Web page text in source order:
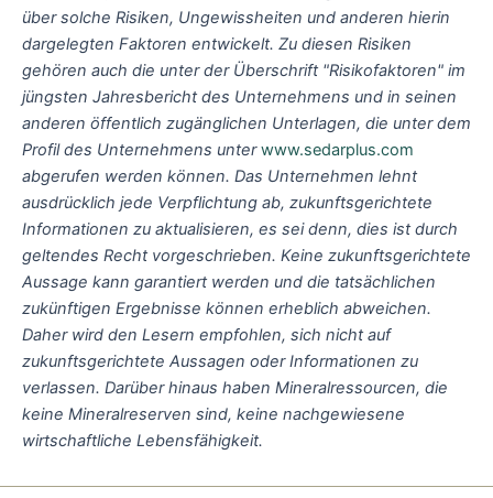
über solche Risiken, Ungewissheiten und anderen hierin
dargelegten Faktoren entwickelt. Zu diesen Risiken
gehören auch die unter der Überschrift "Risikofaktoren" im
jüngsten Jahresbericht des Unternehmens und in seinen
anderen öffentlich zugänglichen Unterlagen, die unter dem
Profil des Unternehmens unterwww.sedarplus.com
abgerufen werden können. Das Unternehmen lehnt
ausdrücklich jede Verpflichtung ab, zukunftsgerichtete
Informationen zu aktualisieren, es sei denn, dies ist durch
geltendes Recht vorgeschrieben. Keine zukunftsgerichtete
Aussage kann garantiert werden und die tatsächlichen
zukünftigen Ergebnisse können erheblich abweichen.
Daher wird den Lesern empfohlen, sich nicht auf
zukunftsgerichtete Aussagen oder Informationen zu
verlassen. Darüber hinaus haben Mineralressourcen, die
keine Mineralreserven sind, keine nachgewiesene
wirtschaftliche Lebensfähigkeit.